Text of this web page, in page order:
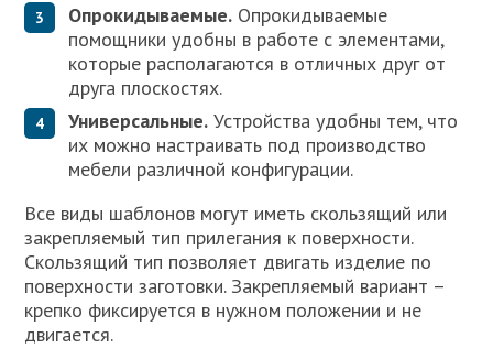
Опрокидываемые. Опрокидываемые
помощники удобны в работе с элементами,
которые располагаются в отличных друг от
друга плоскостях.
Универсальные. Устройства удобны тем, что
их можно настраивать под производство
мебели различной конфигурации.
Все виды шаблонов могут иметь скользящий или
закрепляемый тип прилегания к поверхности.
Скользящий тип позволяет двигать изделие по
поверхности заготовки. Закрепляемый вариант –
крепко фиксируется в нужном положении и не
двигается.